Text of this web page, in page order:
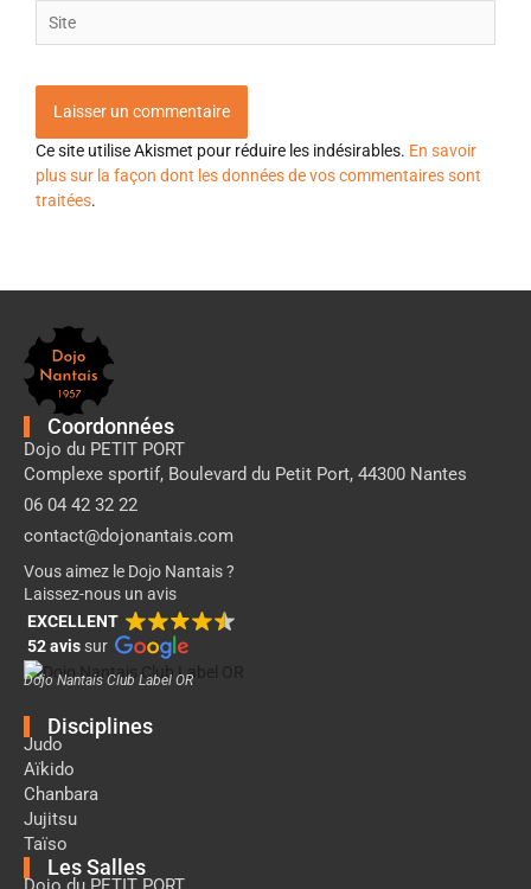
Ce site utilise Akismet pour réduire les indésirables. En savoir
plus sur la façon dont les données de vos commentaires sont
traitées.
Pied
de
page
Dojo
Nantais
Coordonnées
Dojo du PETIT PORT
Complexe sportif, Boulevard du Petit Port, 44300 Nantes
06 04 42 32 22
contact@dojonantais.com
Vous aimez le Dojo Nantais ?
Laissez-nous un avis
EXCELLENT
52 avis sur
Dojo Nantais Club Label OR
Disciplines
Judo
Aïkido
Chanbara
Jujitsu
Taïso
Les Salles